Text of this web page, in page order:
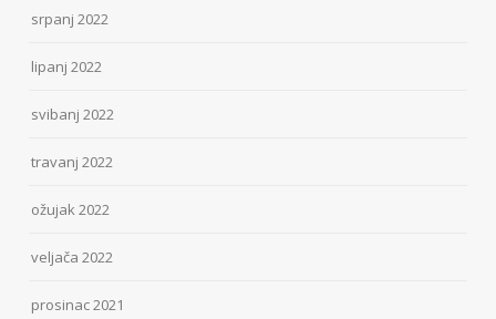
srpanj 2022
lipanj 2022
svibanj 2022
travanj 2022
ožujak 2022
veljača 2022
prosinac 2021